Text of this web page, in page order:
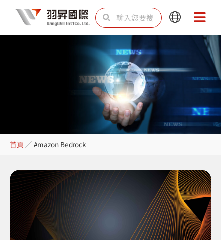
主
搜
尋 尋
Main
Menu
Main
Menu
Amazon Bedrock
首頁 ／ Amazon Bedrock